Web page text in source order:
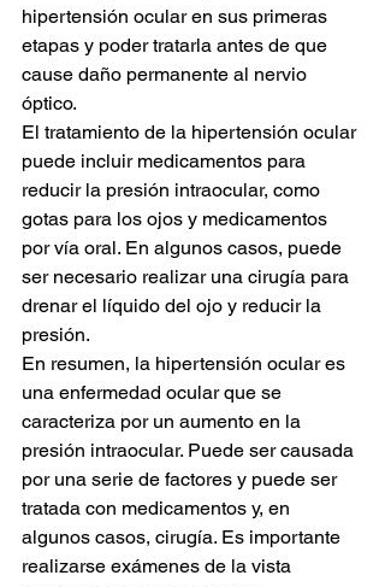
hipertensión ocular en sus primeras
etapas y poder tratarla antes de que
cause daño permanente al nervio
óptico.
El tratamiento de la hipertensión ocular
puede incluir medicamentos para
reducir la presión intraocular, como
gotas para los ojos y medicamentos
por vía oral. En algunos casos, puede
ser necesario realizar una cirugía para
drenar el líquido del ojo y reducir la
presión.
En resumen, la hipertensión ocular es
una enfermedad ocular que se
caracteriza por un aumento en la
presión intraocular. Puede ser causada
por una serie de factores y puede ser
tratada con medicamentos y, en
algunos casos, cirugía. Es importante
realizarse exámenes de la vista